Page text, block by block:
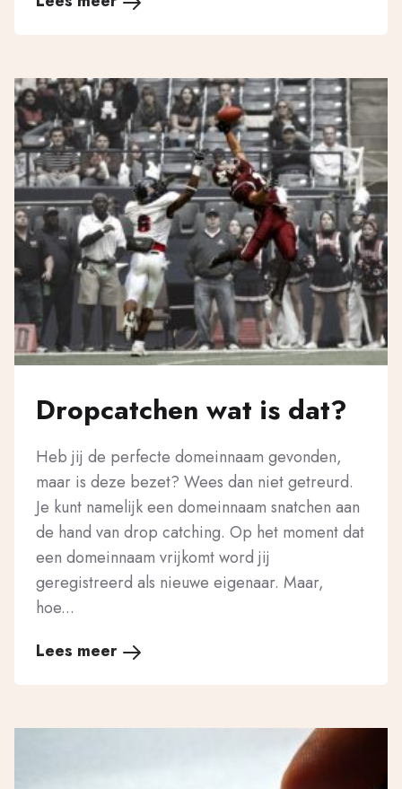
Dropcatchen wat is dat?
Heb jij de perfecte domeinnaam gevonden,
maar is deze bezet? Wees dan niet getreurd.
Je kunt namelijk een domeinnaam snatchen aan
de hand van drop catching. Op het moment dat
een domeinnaam vrijkomt word jij
geregistreerd als nieuwe eigenaar. Maar,
hoe...
Lees meer